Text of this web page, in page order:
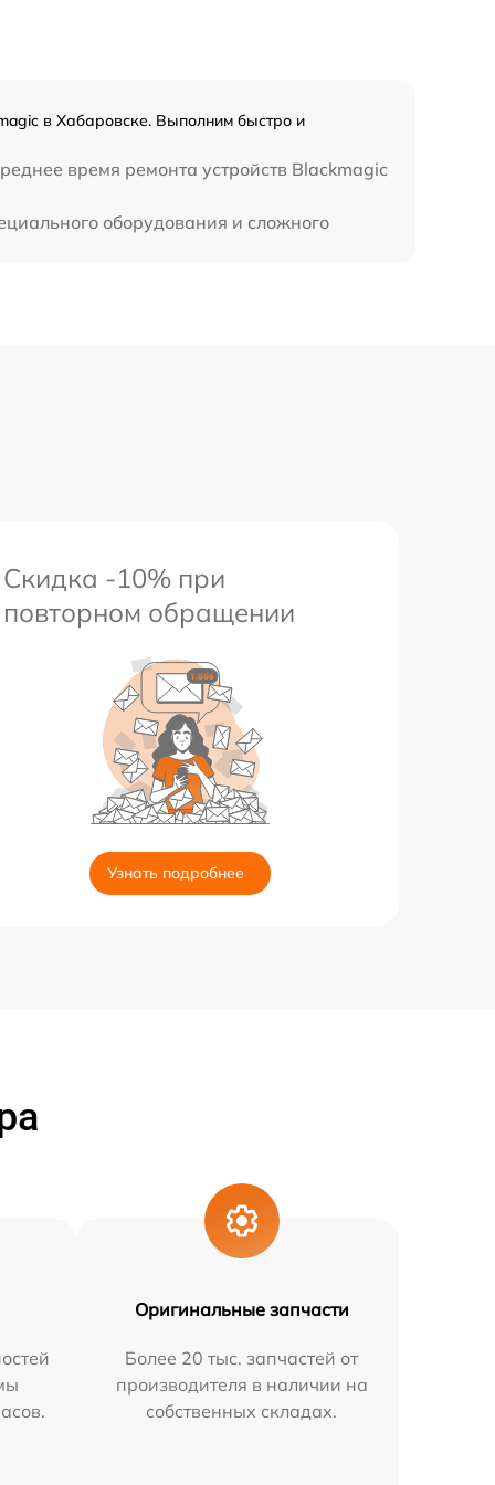
в Хабаровске. Выполним быстро и
время ремонта устройств Blackmagic
оборудования и сложного
Скидка -10% при
повторном обращении
Узнать подробнее
Оригинальные запчасти
Более 20 тыс. запчастей от
производителя в наличии на
собственных складах.